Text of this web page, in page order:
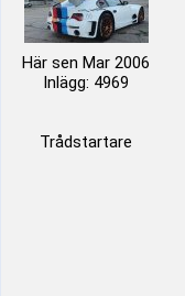
Här sen Mar 2006
Inlägg: 4969
Trådstartare